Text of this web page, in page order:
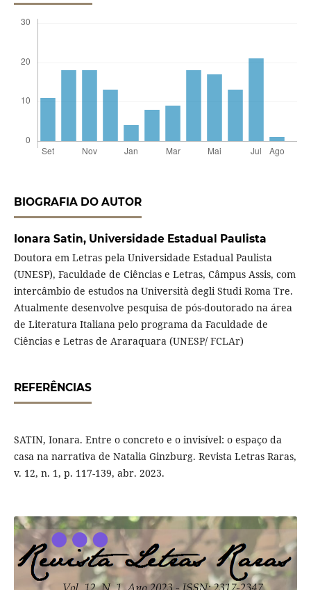
BIOGRAFIA DO AUTOR
Ionara Satin, Universidade Estadual Paulista
Doutora em Letras pela Universidade Estadual Paulista
(UNESP), Faculdade de Ciências e Letras, Câmpus Assis, com
intercâmbio de estudos na Università degli Studi Roma Tre.
Atualmente desenvolve pesquisa de pós-doutorado na área
de Literatura Italiana pelo programa da Faculdade de
Ciências e Letras de Araraquara (UNESP/ FCLAr)
REFERÊNCIAS
SATIN, Ionara. Entre o concreto e o invisível: o espaço da
casa na narrativa de Natalia Ginzburg. Revista Letras Raras,
v. 12, n. 1, p. 117-139, abr. 2023.